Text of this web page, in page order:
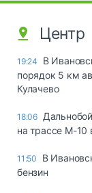
Центр
19:24
В
порядок 5 км
Кулачево
18:06
на трассе М-10
11:50
В
бензин